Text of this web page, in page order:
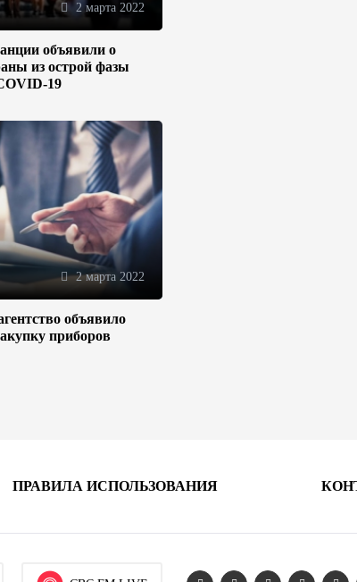
2 марта 2022
объявили о
из острой фазы
19
2 марта 2022
объявило
приборов
Дипломатия во имя
ПРАВИЛА ИСПОЛЬЗОВАНИЯ